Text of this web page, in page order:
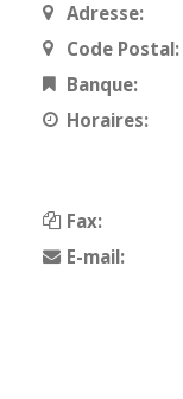
Adresse:
Code Postal:
Banque:
Horaires:
Fax:
E-mail: